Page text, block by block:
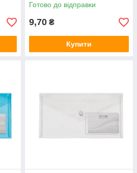
Готово до відправки
9,70 ₴
Купити